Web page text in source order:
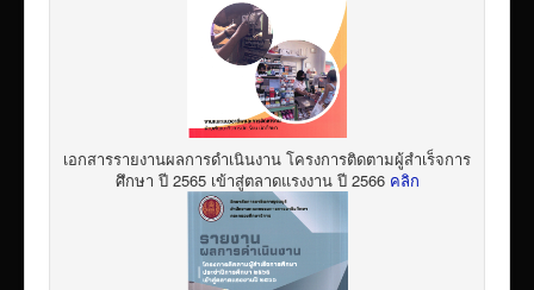
เอกสารรายงานผลการดำเนินงาน โครงการติดตามผู้สำเร็จการ
ศึกษา ปี 2565 เข้าสู่ตลาดแรงงาน ปี 2566 คลิก